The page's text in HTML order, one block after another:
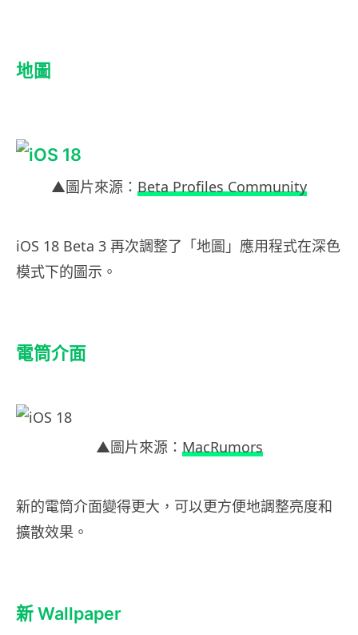
地圖
▲圖片來源： Beta Profiles Community
iOS 18 Beta 3 再次調整了「地圖」應用程式在深色
模式下的圖示。
電筒介面
▲圖片來源： MacRumors
新的電筒介面變得更大，可以更方便地調整亮度和
擴散效果。
新 Wallpaper